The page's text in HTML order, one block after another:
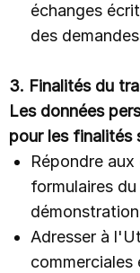
échanges
des
3. Finalités du
Les données
pour les finalités
Répondre
formulaires
Adresser à
commerciales